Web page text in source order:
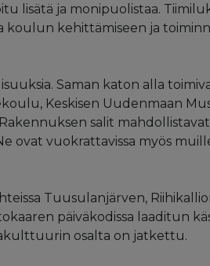
lisätä ja monipuolistaa.
koulun kehittämiseen ja
Saman katon alla
Keskisen Uudenmaan
salit
ovat vuokrattavissa myös
Tuusulanjärven,
päiväkodissa laaditun
osalta on jatkettu.